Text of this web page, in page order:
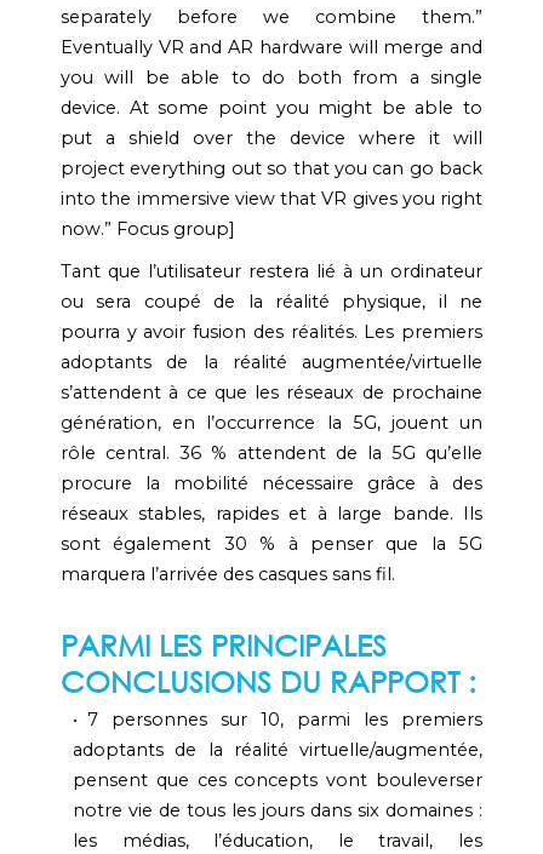
separately before we combine them.”
Eventually VR and AR hardware will merge and
you will be able to do both from a single
device. At some point you might be able to
put a shield over the device where it will
project everything out so that you can go back
into the immersive view that VR gives you right
now.” Focus group]
Tant que l’utilisateur restera lié à un ordinateur
ou sera coupé de la réalité physique, il ne
pourra y avoir fusion des réalités. Les premiers
adoptants de la réalité augmentée/virtuelle
s’attendent à ce que les réseaux de prochaine
génération, en l’occurrence la 5G, jouent un
rôle central. 36 % attendent de la 5G qu’elle
procure la mobilité nécessaire grâce à des
réseaux stables, rapides et à large bande. Ils
sont également 30 % à penser que la 5G
marquera l’arrivée des casques sans fil.
PARMI LES PRINCIPALES
CONCLUSIONS DU RAPPORT :
7 personnes sur 10, parmi les premiers
adoptants de la réalité virtuelle/augmentée,
pensent que ces concepts vont bouleverser
notre vie de tous les jours dans six domaines :
les médias, l’éducation, le travail, les